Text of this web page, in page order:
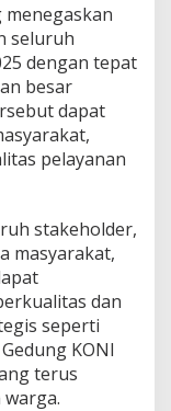
seluruh
dengan tepat
besar
dapat
pelayanan
stakeholder,
masyarakat,
dan
seperti
KONI
terus